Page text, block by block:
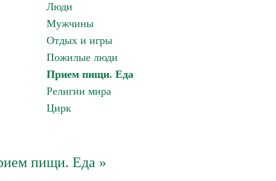
Люди
Мужчины
Отдых и игры
Пожилые люди
Прием пищи. Еда
Религии мира
Цирк
пищи. Еда »